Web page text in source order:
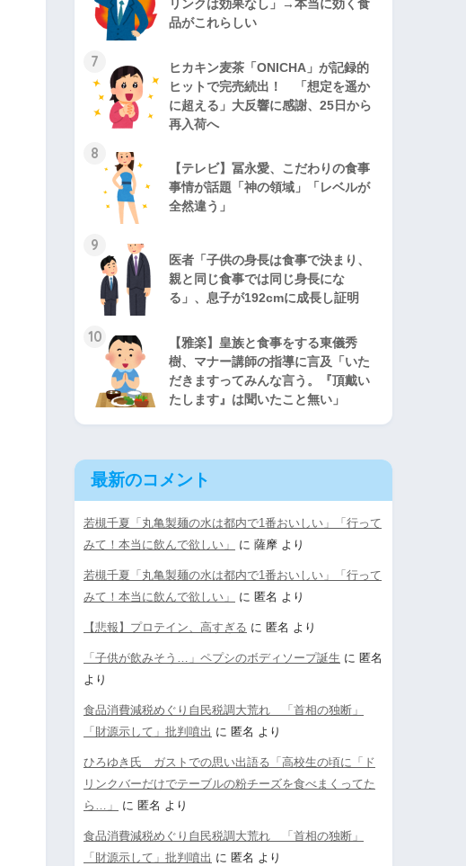
リンクは効果なし」→本当に効く食
品がこれらしい
7
ヒカキン麦茶「ONICHA」が記録的
ヒットで完売続出！ 「想定を遥か
に超える」大反響に感謝、25日から
再入荷へ
8
【テレビ】冨永愛、こだわりの食事
事情が話題「神の領域」「レベルが
全然違う」
9
医者「子供の身長は食事で決まり、
親と同じ食事では同じ身長にな
る」、息子が192cmに成長し証明
10
【雅楽】皇族と食事をする東儀秀
樹、マナー講師の指導に言及「いた
だきますってみんな言う。『頂戴い
たします』は聞いたこと無い」
最新のコメント
若槻千夏「丸亀製麺の水は都内で1番おいしい」「行って
みて！本当に飲んで欲しい」
に 薩摩 より
若槻千夏「丸亀製麺の水は都内で1番おいしい」「行って
みて！本当に飲んで欲しい」
に 匿名 より
【悲報】プロテイン、高すぎる に 匿名 より
「子供が飲みそう…」ペプシのボディソープ誕生 に 匿名
より
食品消費減税めぐり自民税調大荒れ 「首相の独断」
「財源示して」批判噴出 に 匿名 より
ひろゆき氏 ガストでの思い出語る「高校生の頃に「ド
リンクバーだけでテーブルの粉チーズを食べまくってた
ら…」
に 匿名 より
食品消費減税めぐり自民税調大荒れ 「首相の独断」
「財源示して」批判噴出 に 匿名 より